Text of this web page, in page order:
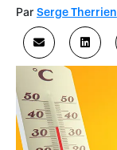
Par Serge Therrien